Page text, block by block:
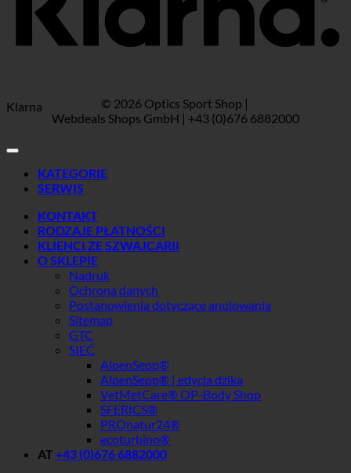
Klarna
© 2026 Optics Sport Shop |
Webdeals Shops GmbH | +43 (0)676 6882000
KATEGORIE
SERWIS
KONTAKT
RODZAJE PŁATNOŚCI
KLIENCI ZE SZWAJCARII
O SKLEPIE
Nadruk
Ochrona danych
Postanowienia dotyczące anulowania
Sitemap
GTC
SIEĆ
AlpenSepp®
AlpenSepp® | edycja dzika
VetMetCare® OP-Body Shop
SFERICS®
PROnatur24®
ecoturbino®
AT +43 (0)676 6882000